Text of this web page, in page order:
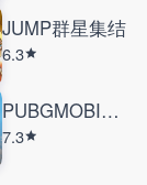
JUMP群星集结
6.3
PUBGMOBILE国际服
7.3